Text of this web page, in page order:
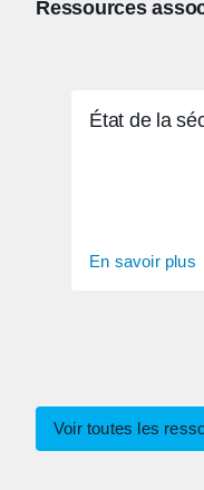
Ressources
État de la
En savoir plus
Voir toutes les